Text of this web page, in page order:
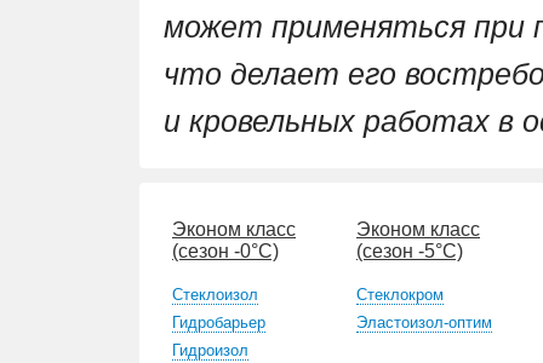
может применяться при
что делает его
и кровельных работах в
Эконом класс
(сезон -0°С)
Стеклоизол
Гидробарьер
Гидроизол
Эконом класс
(сезон -5°С)
Стеклокром
Эластоизол-оптим